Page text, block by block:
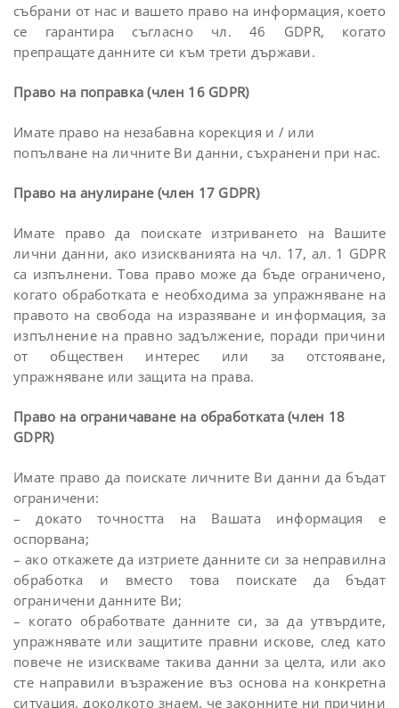
събрани от нас и вашето право на информация, което
се гарантира съгласно чл. 46 GDPR, когато
препращате данните си към трети държави.
Право на поправка (член 16 GDPR)
Имате право на незабавна корекция и / или
попълване на личните Ви данни, съхранени при нас.
Право на анулиране (член 17 GDPR)
Имате право да поискате изтриването на Вашите
лични данни, ако изискванията на чл. 17, ал. 1 GDPR
са изпълнени. Това право може да бъде ограничено,
когато обработката е необходима за упражняване на
правото на свобода на изразяване и информация, за
изпълнение на правно задължение, поради причини
от обществен интерес или за отстояване,
упражняване или защита на права.
Право на ограничаване на обработката (член 18
GDPR)
Имате право да поискате личните Ви данни да бъдат
ограничени:
– докато точността на Вашата информация е
оспорвана;
– ако откажете да изтриете данните си за неправилна
обработка и вместо това поискате да бъдат
ограничени данните Ви;
– когато обработвате данните си, за да утвърдите,
упражнявате или защитите правни искове, след като
повече не изискваме такива данни за целта, или ако
сте направили възражение въз основа на конкретна
ситуация, доколкото знаем, че законните ни причини